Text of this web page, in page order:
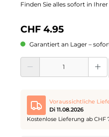
Finden Sie alles sofort in Ihrer
CHF 4.95
Garantiert an Lager –
Produkt Anzahl: Gib den
Voraussichtliche
Di 11.08.2026
Kostenlose Lieferung ab CHF